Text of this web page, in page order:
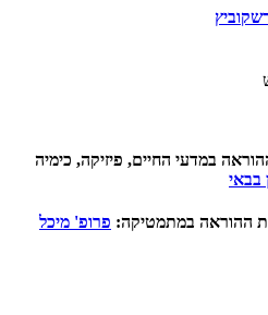
במדעי החיים, פיזיקה, כימיה
בבאי
ההוראה במתמטיקה: פרופ' מיכל